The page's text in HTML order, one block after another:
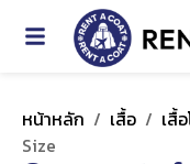
หน้าหลัก / เสื้อ / เสื้
Size